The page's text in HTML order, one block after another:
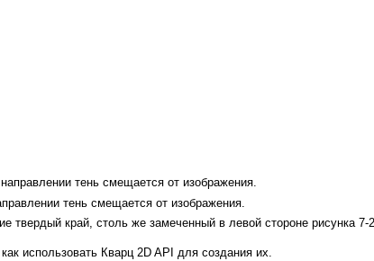
тень смещается от изображения.
тень смещается от изображения.
твердый край, столь же замеченный в левой стороне рисунка 7-2
использовать Кварц 2D API для создания их.